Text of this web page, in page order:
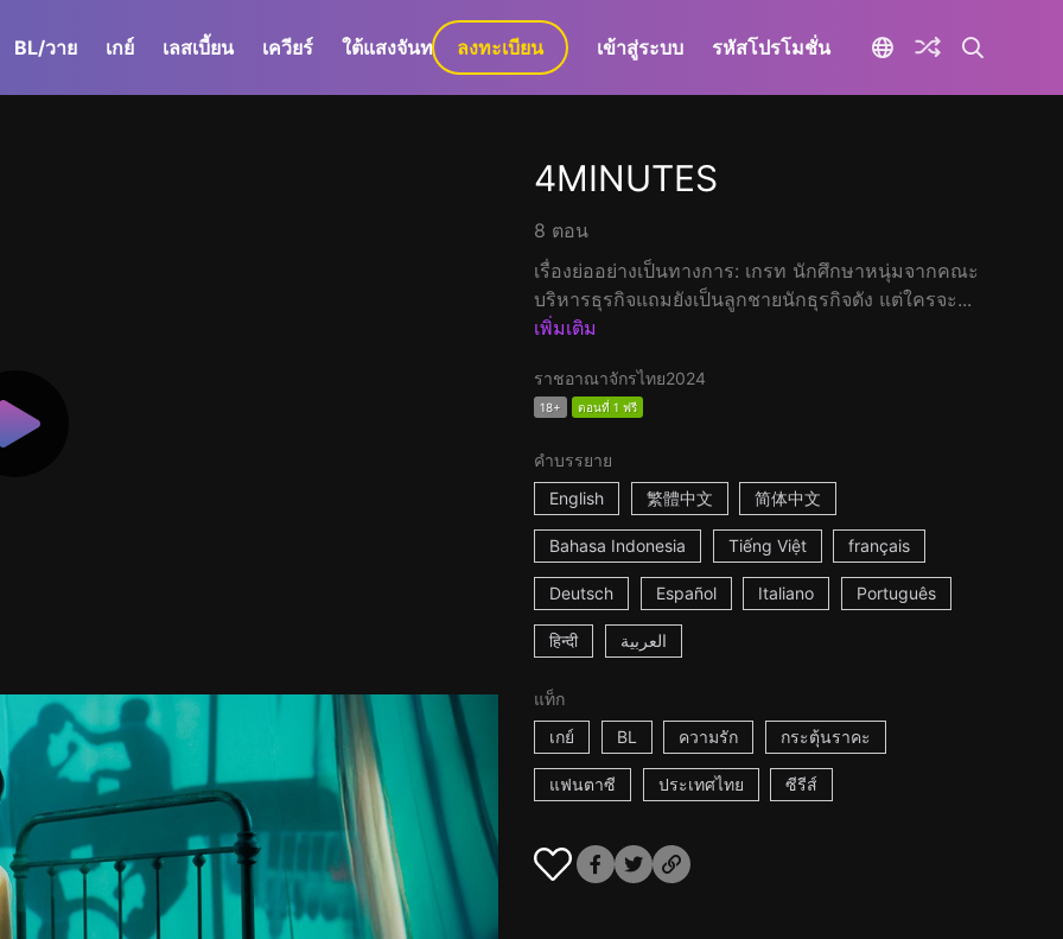
BL/วาย เกย์ เลสเบี้ยน เควียร์ ใต้แสงจันทร์ GaLa+
ลงทะเบียน เข้าสู่ระบบ รหัสโปรโมชั่น
4MINUTES
8 ตอน
เรื่องย่ออย่างเป็นทางการ: เกรท นักศึกษาหนุ่มจากคณะ
บริหารธุรกิจแถมยังเป็นลูกชายนักธุรกิจดัง แต่ใครจะ...
เพิ่มเติม
ราชอาณาจักรไทย2024
18+ ตอนที่ 1 ฟรี
คำบรรยาย
English
繁體中文 简体中文
Bahasa Indonesia Tiếng Việt français
Deutsch Español Italiano Português
हिन्दी العربية
แท็ก
เกย์
BL ความรัก กระตุ้นราคะ
แฟนตาซี ประเทศไทย ซีรีส์